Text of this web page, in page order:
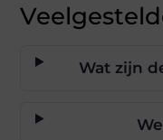
Wat zijn